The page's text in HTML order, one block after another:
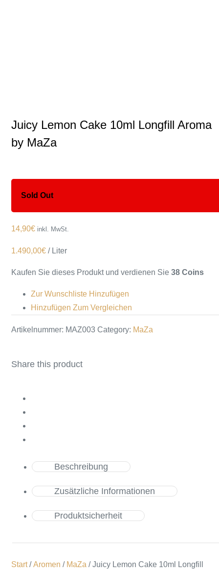
Juicy Lemon Cake 10ml Longfill Aroma
by MaZa
Sold Out
14,90€ inkl. MwSt.
1.490,00€ / Liter
Kaufen Sie dieses Produkt und verdienen Sie 38 Coins
Zur Wunschliste Hinzufügen
Hinzufügen Zum Vergleichen
Artikelnummer: MAZ003 Category: MaZa
Share this product
Beschreibung
Zusätzliche Informationen
Produktsicherheit
Start/Aromen / MaZa / Juicy Lemon Cake 10ml Longfill